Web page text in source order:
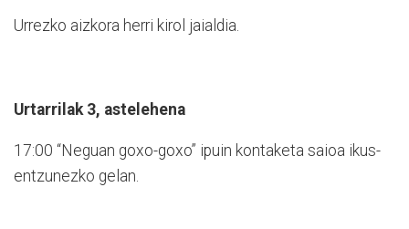
Urrezko aizkora herri kirol jaialdia.
Urtarrilak 3, astelehena
17:00 “Neguan goxo-goxo” ipuin kontaketa saioa ikus-
entzunezko gelan.